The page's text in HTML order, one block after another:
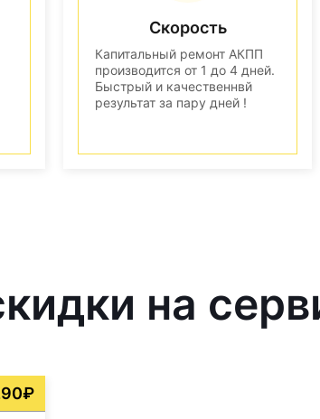
Скорость
Капитальный ремонт АКПП
производится от 1 до 4 дней.
Быстрый и качественнвй
результат за пару дней !
на